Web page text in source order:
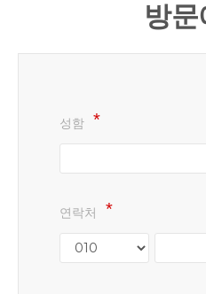
방
성함
연락처